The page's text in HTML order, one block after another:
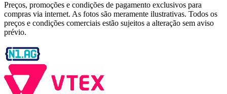
Preços, promoções e condições de pagamento exclusivos para
compras via internet. As fotos são meramente ilustrativas. Todos os
preços e condições comerciais estão sujeitos a alteração sem aviso
prévio.